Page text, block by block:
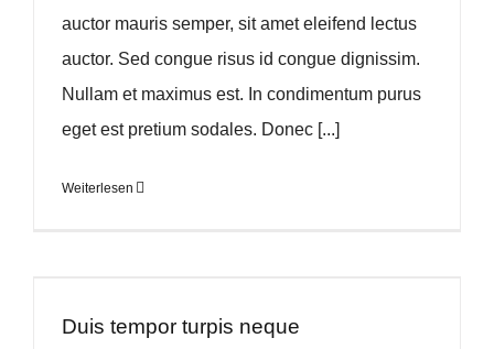
auctor mauris semper, sit amet eleifend lectus
auctor. Sed congue risus id congue dignissim.
Nullam et maximus est. In condimentum purus
eget est pretium sodales. Donec [...]
Weiterlesen
Duis tempor turpis neque